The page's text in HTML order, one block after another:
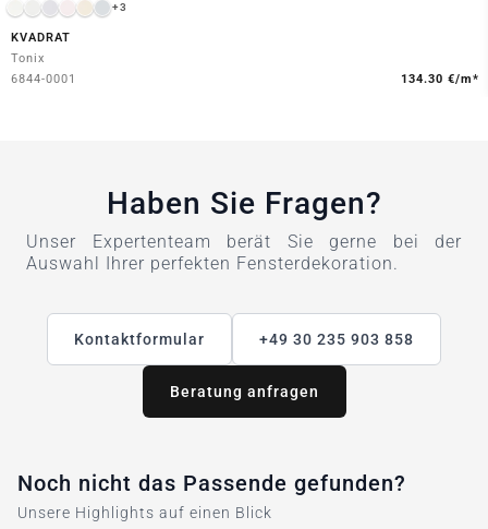
+3
KVADRAT
Tonix
6844-0001
134.30 €/m*
Haben Sie Fragen?
Unser Expertenteam berät Sie gerne bei der
Auswahl Ihrer perfekten Fensterdekoration.
Kontaktformular +49 30 235 903 858
Beratung anfragen
Noch nicht das Passende gefunden?
Unsere Highlights auf einen Blick